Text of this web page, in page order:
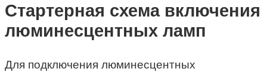
Cтартерная схема включения
люминесцентных ламп
Для подключения люминесцентных